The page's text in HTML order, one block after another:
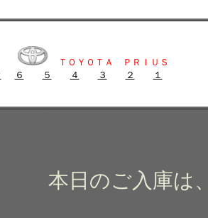
ＴＯＹＯＴＡ ＰＲＩＵＳ
６ ５ ４ ３ ２ １
本日のご入庫